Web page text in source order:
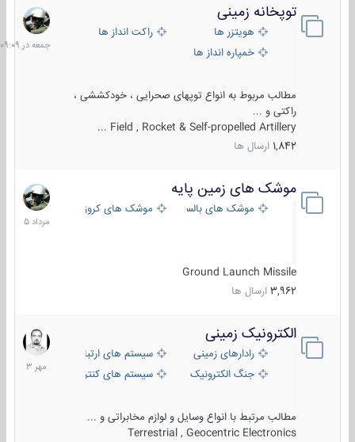
توپخانه زمینی
هویتزر ها
راکت انداز ها
خمپاره انداز ها
مطالب مربوط به انواع توپهای صحرایی ، خودکششی ،
راکتی و ...
Field , Rocket & Self-propelled Artillery ...
1,842 ارسال ها
جمعه
در
09:09
موشک های زمین پایه
موشک های بالستیک موشک های کروز
Ground Launch Missile
3,962 ارسال ها
2
مرداد
1405
الکترونیک زمینی
رادارهای زمینی
سیستم های ارتباطی و جمع آوری
جنگ الکترونیک
سیستم های کنترل آتش و تجهیزات
مطالب مرتبط با انواع وسایل و لوازم مخابراتی و ...
Terrestrial , Geocentric Electronics
1
مهر
1403